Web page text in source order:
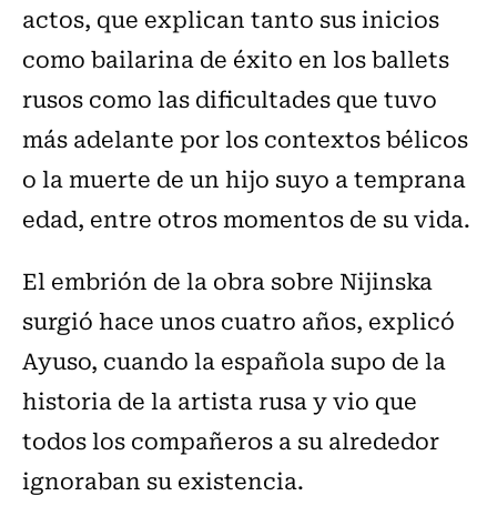
actos, que explican tanto sus inicios
como bailarina de éxito en los ballets
rusos como las dificultades que tuvo
más adelante por los contextos bélicos
o la muerte de un hijo suyo a temprana
edad, entre otros momentos de su vida.
El embrión de la obra sobre Nijinska
surgió hace unos cuatro años, explicó
Ayuso, cuando la española supo de la
historia de la artista rusa y vio que
todos los compañeros a su alrededor
ignoraban su existencia.